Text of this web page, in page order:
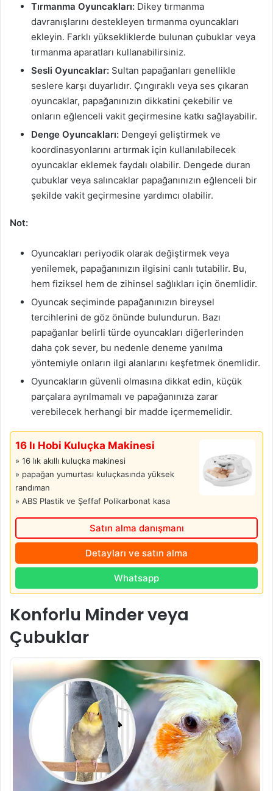
Tırmanma Oyuncakları: Dikey tırmanma
davranışlarını destekleyen tırmanma oyuncakları
ekleyin. Farklı yüksekliklerde bulunan çubuklar veya
tırmanma aparatları kullanabilirsiniz.
Sesli Oyuncaklar: Sultan papağanları genellikle
seslere karşı duyarlıdır. Çıngıraklı veya ses çıkaran
oyuncaklar, papağanınızın dikkatini çekebilir ve
onların eğlenceli vakit geçirmesine katkı sağlayabilir.
Denge Oyuncakları: Dengeyi geliştirmek ve
koordinasyonlarını artırmak için kullanılabilecek
oyuncaklar eklemek faydalı olabilir. Dengede duran
çubuklar veya salıncaklar papağanınızın eğlenceli bir
şekilde vakit geçirmesine yardımcı olabilir.
Not:
Oyuncakları periyodik olarak değiştirmek veya
yenilemek, papağanınızın ilgisini canlı tutabilir. Bu,
hem fiziksel hem de zihinsel sağlıkları için önemlidir.
Oyuncak seçiminde papağanınızın bireysel
tercihlerini de göz önünde bulundurun. Bazı
papağanlar belirli türde oyuncakları diğerlerinden
daha çok sever, bu nedenle deneme yanılma
yöntemiyle onların ilgi alanlarını keşfetmek önemlidir.
Oyuncakların güvenli olmasına dikkat edin, küçük
parçalara ayrılmamalı ve papağanınıza zarar
verebilecek herhangi bir madde içermemelidir.
16 lı Hobi Kuluçka Makinesi
» 16 lık akıllı kuluçka makinesi
» papağan yumurtası kuluçkasında yüksek
randıman
» ABS Plastik ve Şeffaf Polikarbonat kasa
Satın alma danışmanı
Detayları ve satın alma
Whatsapp
Konforlu Minder veya
Çubuklar